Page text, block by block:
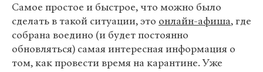
Самое простое и быстрое, что можно было
сделать в такой ситуации, это онлайн-афиша, где
собрана воедино (и будет постоянно
обновляться) самая интересная информация о
том, как провести время на карантине. Уже